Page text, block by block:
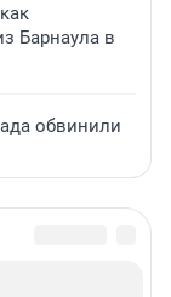
Барнаула в
обвинили